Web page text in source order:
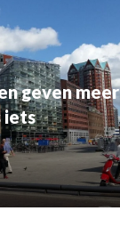
geven meer
iets